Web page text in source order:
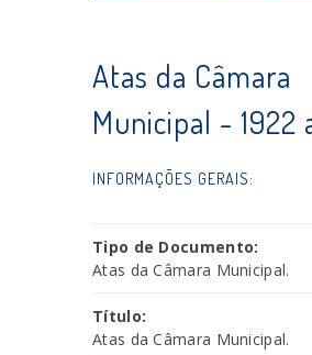
Atas da Câmara
Municipal - 1922
INFORMAÇÕES GERAIS:
Tipo de Documento:
Atas da Câmara Municipal.
Título:
Atas da Câmara Municipal.